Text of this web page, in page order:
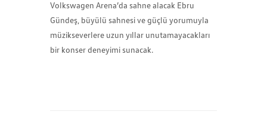
Volkswagen Arena’da sahne alacak Ebru
Gündeş, büyülü sahnesi ve güçlü yorumuyla
müzikseverlere uzun yıllar unutamayacakları
bir konser deneyimi sunacak.